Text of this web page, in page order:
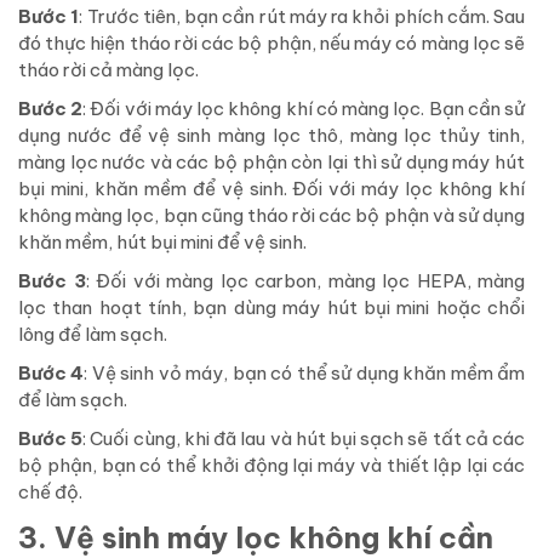
Bước 1: Trước tiên, bạn cần rút máy ra khỏi phích cắm. Sau
đó thực hiện tháo rời các bộ phận, nếu máy có màng lọc sẽ
tháo rời cả màng lọc.
Bước 2: Đối với máy lọc không khí có màng lọc. Bạn cần sử
dụng nước để vệ sinh màng lọc thô, màng lọc thủy tinh,
màng lọc nước và các bộ phận còn lại thì sử dụng máy hút
bụi mini, khăn mềm để vệ sinh. Đối với máy lọc không khí
không màng lọc, bạn cũng tháo rời các bộ phận và sử dụng
khăn mềm, hút bụi mini để vệ sinh.
Bước 3: Đối với màng lọc carbon, màng lọc HEPA, màng
lọc than hoạt tính, bạn dùng máy hút bụi mini hoặc chổi
lông để làm sạch.
Bước 4: Vệ sinh vỏ máy, bạn có thể sử dụng khăn mềm ẩm
để làm sạch.
Bước 5: Cuối cùng, khi đã lau và hút bụi sạch sẽ tất cả các
bộ phận, bạn có thể khởi động lại máy và thiết lập lại các
chế độ.
3. Vệ sinh máy lọc không khí cần